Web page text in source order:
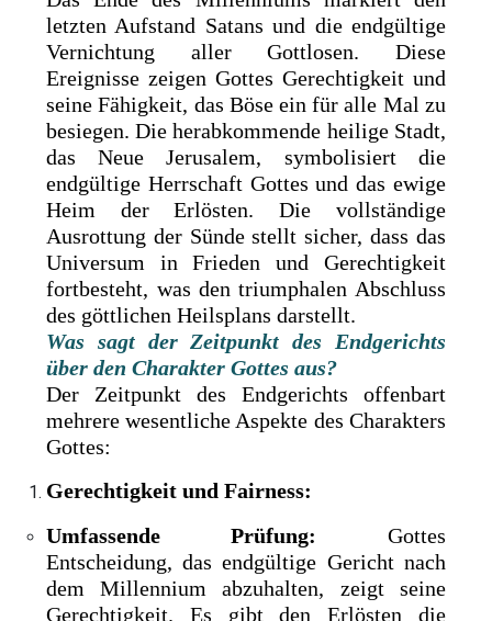
letzten Aufstand Satans und die endgültige
Vernichtung aller Gottlosen. Diese
Ereignisse zeigen Gottes Gerechtigkeit und
seine Fähigkeit, das Böse ein für alle Mal zu
besiegen. Die herabkommende heilige Stadt,
das Neue Jerusalem, symbolisiert die
endgültige Herrschaft Gottes und das ewige
Heim der Erlösten. Die vollständige
Ausrottung der Sünde stellt sicher, dass das
Universum in Frieden und Gerechtigkeit
fortbesteht, was den triumphalen Abschluss
des göttlichen Heilsplans darstellt.
Was sagt der Zeitpunkt des Endgerichts
über den Charakter Gottes aus?
Der Zeitpunkt des Endgerichts offenbart
mehrere wesentliche Aspekte des Charakters
Gottes:
Gerechtigkeit und Fairness:
Umfassende Prüfung:
Gottes
Entscheidung, das endgültige Gericht nach
dem Millennium abzuhalten, zeigt seine
Gerechtigkeit. Es gibt den Erlösten die